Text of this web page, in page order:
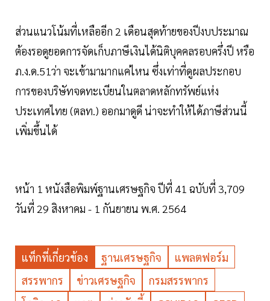
ส่วนแนวโน้มที่เหลืออีก 2 เดือนสุดท้ายของปีงบประมาณ
ต้องรอดูยอดการจัดเก็บภาษีเงินได้นิติบุคคลรอบครึ่งปี หรือ
ภ.ง.ด.51ว่า จะเข้ามามากแค่ไหน ซึ่งเท่าที่ดูผลประกอบ
การของบริษัทจดทะเบียนในตลาดหลักทรัพย์แห่ง
ประเทศไทย (ตลท.) ออกมาดูดี น่าจะทำให้ได้ภาษีส่วนนี้
เพิ่มขึ้นได้
หน้า 1 หนังสือพิมพ์ฐานเศรษฐกิจ ปีที่ 41 ฉบับที่ 3,709
วันที่ 29 สิงหาคม - 1 กันยายน พ.ศ. 2564
แท็กที่เกี่ยวข้อง ฐานเศรษฐกิจ
แพลตฟอร์ม
สรรพากร
ข่าวเศรษฐกิจ
กรมสรรพากร